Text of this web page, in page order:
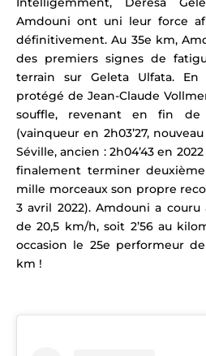
Amdouni ont uni leur force
définitivement. Au 35e km,
des premiers signes de
terrain sur Geleta Ulfata.
protégé de Jean-Claude
souffle, revenant en fin
(vainqueur en 2h03’27,
Séville, ancien : 2h04’43 en
finalement terminer deuxième
mille morceaux son propre
3 avril 2022). Amdouni a couru
de 20,5 km/h, soit 2’56 au
occasion le 25e performeur de
km !